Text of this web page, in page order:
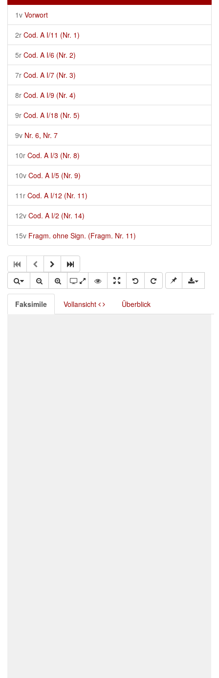
1v Vorwort
2r Cod. A I/11 (Nr. 1)
5r Cod. A I/6 (Nr. 2)
7r Cod. A I/7 (Nr. 3)
8r Cod. A I/9 (Nr. 4)
9r Cod. A I/18 (Nr. 5)
9v Nr. 6, Nr. 7
10r Cod. A I/3 (Nr. 8)
10v Cod. A I/5 (Nr. 9)
11r Cod. A I/12 (Nr. 11)
12v Cod. A I/2 (Nr. 14)
15v Fragm. ohne Sign. (Fragm. Nr. 11)
Faksimile Vollansicht Überblick